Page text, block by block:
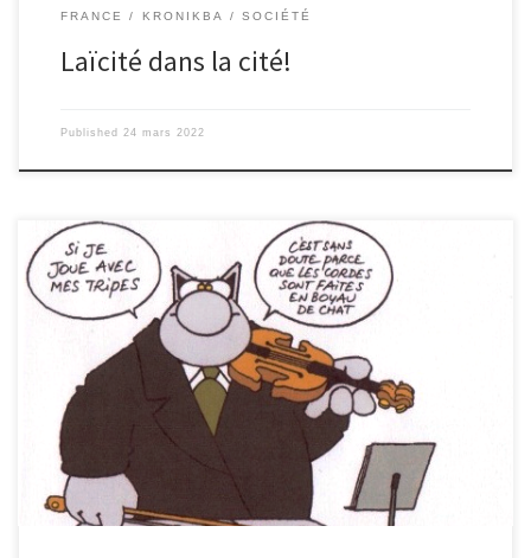
FRANCE KRONIKBA SOCIÉTÉ
Laïcité dans la cité!
Published 24 mars 2022
Léandre Courrège, Antonin Dutreix et Léo Capy reçoivent Evan, le
guitariste fan du cours de Français… [iframe
src= »https://embed.acast.com/62a0e02880c337001296c526/62a2
fbfae03f6b0012368208″ frameBorder= »0″ width= »100% »
height= »110px »]